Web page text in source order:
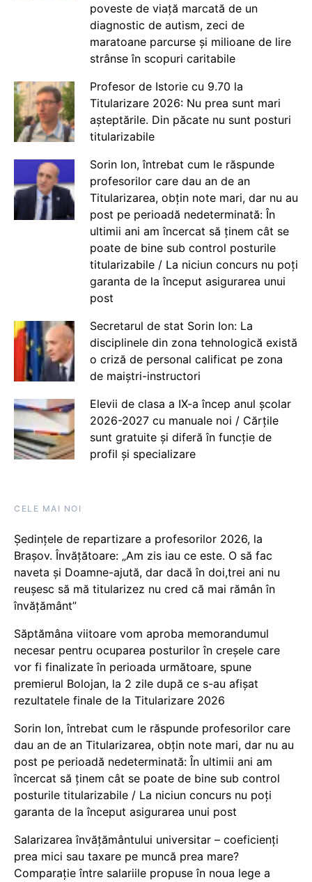
poveste de viață marcată de un
diagnostic de autism, zeci de
maratoane parcurse și milioane de lire
strânse în scopuri caritabile
Profesor de Istorie cu 9.70 la
Titularizare 2026: Nu prea sunt mari
așteptările. Din păcate nu sunt posturi
titularizabile
Sorin Ion, întrebat cum le răspunde
profesorilor care dau an de an
Titularizarea, obțin note mari, dar nu au
post pe perioadă nedeterminată: În
ultimii ani am încercat să ținem cât se
poate de bine sub control posturile
titularizabile / La niciun concurs nu poți
garanta de la început asigurarea unui
post
Secretarul de stat Sorin Ion: La
disciplinele din zona tehnologică există
o criză de personal calificat pe zona
de maiștri-instructori
Elevii de clasa a IX-a încep anul școlar
2026-2027 cu manuale noi / Cărțile
sunt gratuite și diferă în funcție de
profil și specializare
CELE MAI NOI
Ședințele de repartizare a profesorilor 2026, la
Brașov. Învățătoare: „Am zis iau ce este. O să fac
naveta și Doamne-ajută, dar dacă în doi,trei ani nu
reușesc să mă titularizez nu cred că mai rămân în
învățământ”
Săptămâna viitoare vom aproba memorandumul
necesar pentru ocuparea posturilor în creșele care
vor fi finalizate în perioada următoare, spune
premierul Bolojan, la 2 zile după ce s-au afișat
rezultatele finale de la Titularizare 2026
Sorin Ion, întrebat cum le răspunde profesorilor care
dau an de an Titularizarea, obțin note mari, dar nu au
post pe perioadă nedeterminată: În ultimii ani am
încercat să ținem cât se poate de bine sub control
posturile titularizabile / La niciun concurs nu poți
garanta de la început asigurarea unui post
Salarizarea învățământului universitar – coeficienți
prea mici sau taxare pe muncă prea mare?
Comparație între salariile propuse în noua lege a